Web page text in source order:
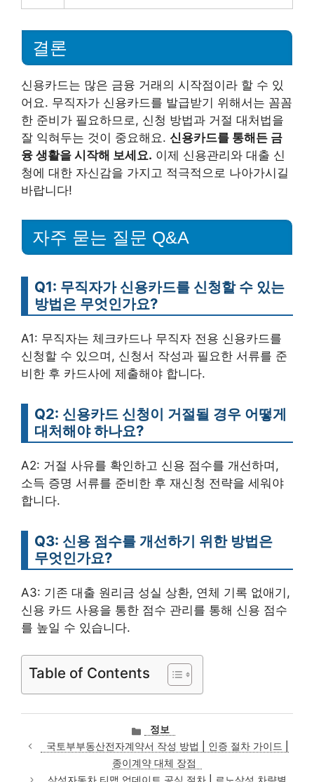
결론
신용카드는 많은 금융 거래의 시작점이라 할 수 있
어요. 무직자가 신용카드를 발급받기 위해서는 꼼꼼
한 준비가 필요하므로, 신청 방법과 거절 대처법을
잘 익혀두는 것이 중요해요. 신용카드를 통해든 금
융 생활을 시작해 보세요. 이제 신용관리와 대출 신
청에 대한 자신감을 가지고 적극적으로 나아가시길
바랍니다!
자주 묻는 질문 Q&A
Q1: 무직자가 신용카드를 신청할 수 있는
방법은 무엇인가요?
A1: 무직자는 체크카드나 무직자 전용 신용카드를
신청할 수 있으며, 신청서 작성과 필요한 서류를 준
비한 후 카드사에 제출해야 합니다.
Q2: 신용카드 신청이 거절될 경우 어떻게
대처해야 하나요?
A2: 거절 사유를 확인하고 신용 점수를 개선하며,
소득 증명 서류를 준비한 후 재신청 전략을 세워야
합니다.
Q3: 신용 점수를 개선하기 위한 방법은
무엇인가요?
A3: 기존 대출 원리금 성실 상환, 연체 기록 없애기,
신용 카드 사용을 통한 점수 관리를 통해 신용 점수
를 높일 수 있습니다.
Table of Contents
카
테
고
리
정보
국토부부동산전자계약서 작성 방법 | 인증 절차 가이드 |
종이계약 대체 장점